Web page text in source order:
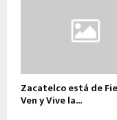
Zacatelco está de
Ven y Vive la...